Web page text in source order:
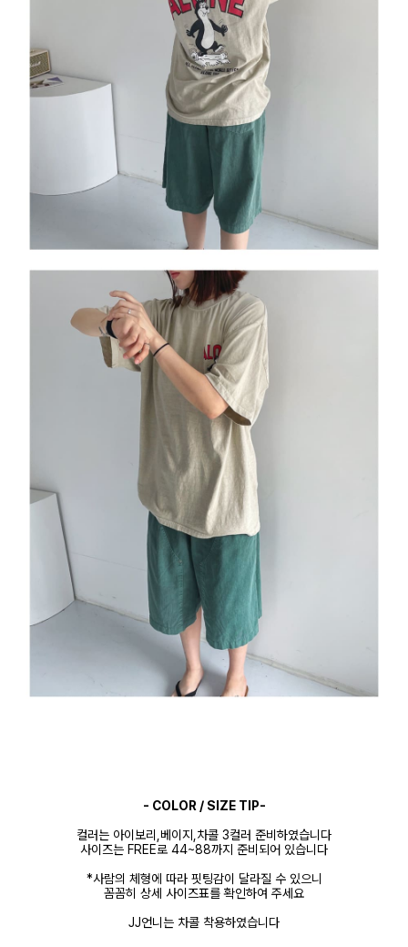
- COLOR / SIZE TIP-
컬러는 아이보리,베이지,차콜 3컬러 준비하였습니다
사이즈는 FREE로 44~88까지 준비되어 있습니다
*사람의 체형에 따라 핏팅감이 달라질 수 있으니
꼼꼼히 상세 사이즈표를 확인하여 주세요
JJ언니는 차콜 착용하였습니다